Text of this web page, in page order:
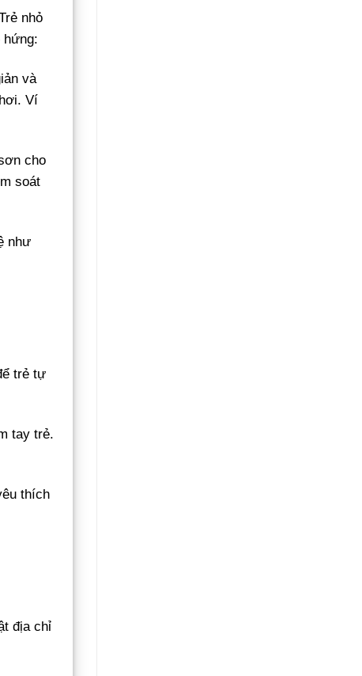
nhỏ
hứng:
và
Ví
cho
soát
như
trẻ tự
tay trẻ.
thích
địa chỉ